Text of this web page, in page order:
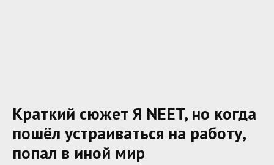
Краткий сюжет Я NEET, но когда
пошёл устраиваться на работу,
попал в иной мир